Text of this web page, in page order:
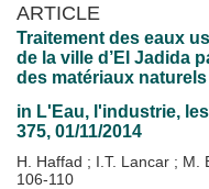
ARTICLE
Traitement des eaux
de la ville d’El Jadida
des matériaux naturels
in L'Eau, l'industrie,
375, 01/11/2014
H. Haffad ; I.T. Lancar ; M.
106-110